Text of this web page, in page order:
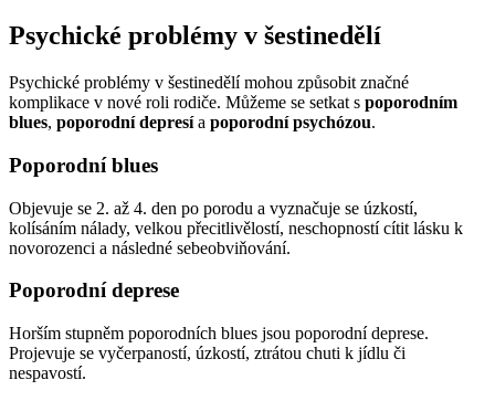
Psychické problémy v šestinedělí
Psychické problémy v šestinedělí mohou způsobit značné
komplikace v nové roli rodiče. Můžeme se setkat s poporodním
blues, poporodní depresía poporodní psychózou.
Poporodní blues
Objevuje se 2. až 4. den po porodu a vyznačuje se úzkostí,
kolísáním nálady, velkou přecitlivělostí, neschopností cítit lásku k
novorozenci a následné sebeobviňování.
Poporodní deprese
Horším stupněm poporodních blues jsou poporodní deprese.
Projevuje se vyčerpaností, úzkostí, ztrátou chuti k jídlu či
nespavostí.